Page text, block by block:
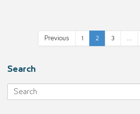
Previous 1 2 3
Search